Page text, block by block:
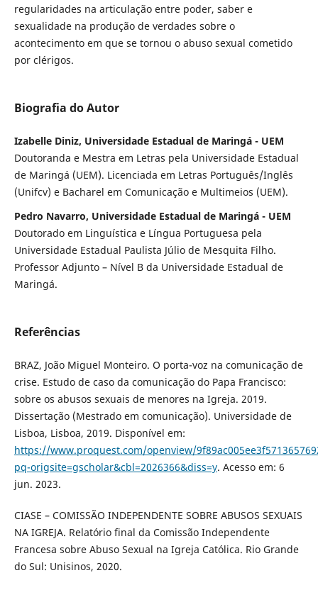
regularidades na articulação entre poder, saber e
sexualidade na produção de verdades sobre o
acontecimento em que se tornou o abuso sexual cometido
por clérigos.
Biografia do Autor
Izabelle Diniz, Universidade Estadual de Maringá - UEM
Doutoranda e Mestra em Letras pela Universidade Estadual
de Maringá (UEM). Licenciada em Letras Português/Inglês
(Unifcv) e Bacharel em Comunicação e Multimeios (UEM).
Pedro Navarro, Universidade Estadual de Maringá - UEM
Doutorado em Linguística e Língua Portuguesa pela
Universidade Estadual Paulista Júlio de Mesquita Filho.
Professor Adjunto – Nível B da Universidade Estadual de
Maringá.
Referências
BRAZ, João Miguel Monteiro. O porta-voz na comunicação de
crise. Estudo de caso da comunicação do Papa Francisco:
sobre os abusos sexuais de menores na Igreja. 2019.
Dissertação (Mestrado em comunicação). Universidade de
Lisboa, Lisboa, 2019. Disponível em:
https://www.proquest.com/openview/
pq-origsite=gscholar&cbl=2026366&diss=y. Acesso em: 6
jun. 2023.
CIASE – COMISSÃO INDEPENDENTE SOBRE ABUSOS SEXUAIS
NA IGREJA. Relatório final da Comissão Independente
Francesa sobre Abuso Sexual na Igreja Católica. Rio Grande
do Sul: Unisinos, 2020.